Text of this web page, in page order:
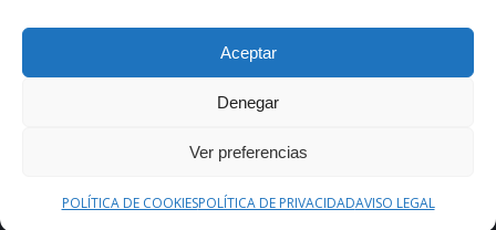
Aceptar
Denegar
Ver preferencias
POLÍTICA DE COOKIESPOLÍTICA DE PRIVACIDADAVISO LEGAL
Podcast de Medicina · by casiMedicos
Radio casiMedicos
. Los contenidos pertenecen a sus
autores originales y se muestran mediante
Política de privacidad